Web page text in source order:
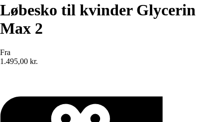
Løbesko til kvinder Glycerin
Max 2
Fra
1.495,00 kr.